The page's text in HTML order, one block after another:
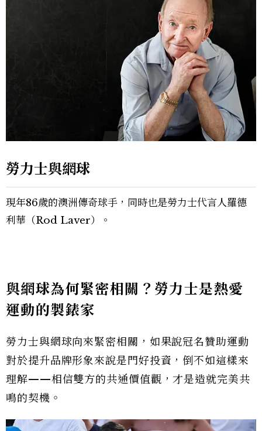
勞力士與網球
現年86歲的澳洲傳奇球手，同時也是勞力士代言人羅德
利華（Rod Laver）。
與網球為何緊密相關？勞力士是熱愛
運動的製錶家
勞力士與網球向來緊密相關，如果說冠名贊助運動
對於提升品牌形象來說是門好投資，倒不如這樣來
理解——相信雙方的共通價值觀，才是造就完美共
鳴的契機。